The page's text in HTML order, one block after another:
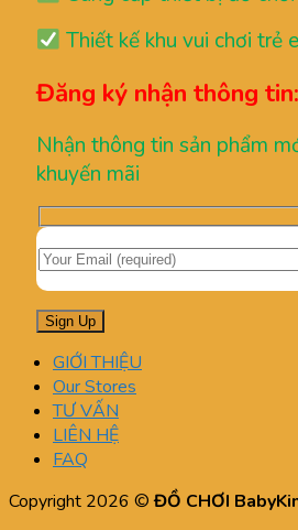
Thiết kế khu vui chơi trẻ
Đăng ký nhận thông tin:
Nhận thông tin sản phẩm
khuyến mãi
GIỚI THIỆU
Our Stores
TƯ VẤN
LIÊN HỆ
FAQ
Copyright 2026 ©ĐỒ CHƠI